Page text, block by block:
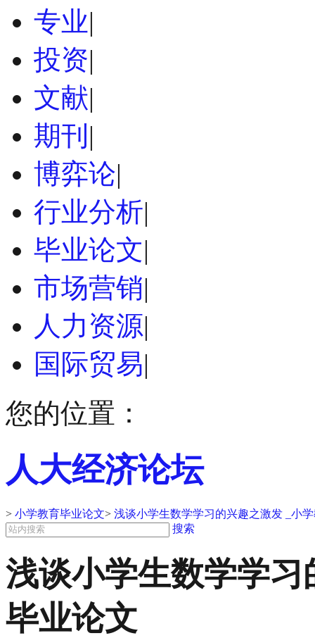
专业|
投资|
文献|
期刊 |
博弈论|
行业分析|
毕业论文|
市场营销|
人力资源|
国际贸易|
您的位置：
人大经济论坛
> 小学教育毕业论文> 浅谈小学生数学学习的兴趣之激发 _小
搜索
浅谈小学生数学学
毕业论文